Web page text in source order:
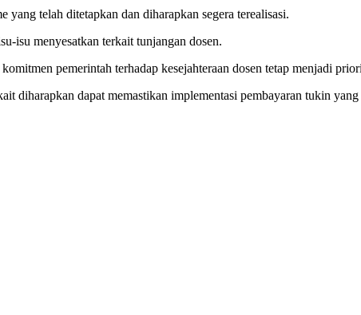
yang telah ditetapkan dan diharapkan segera terealisasi.
isu menyesatkan terkait tunjangan dosen.
pemerintah terhadap kesejahteraan dosen tetap menjadi
diharapkan dapat memastikan implementasi pembayaran tukin